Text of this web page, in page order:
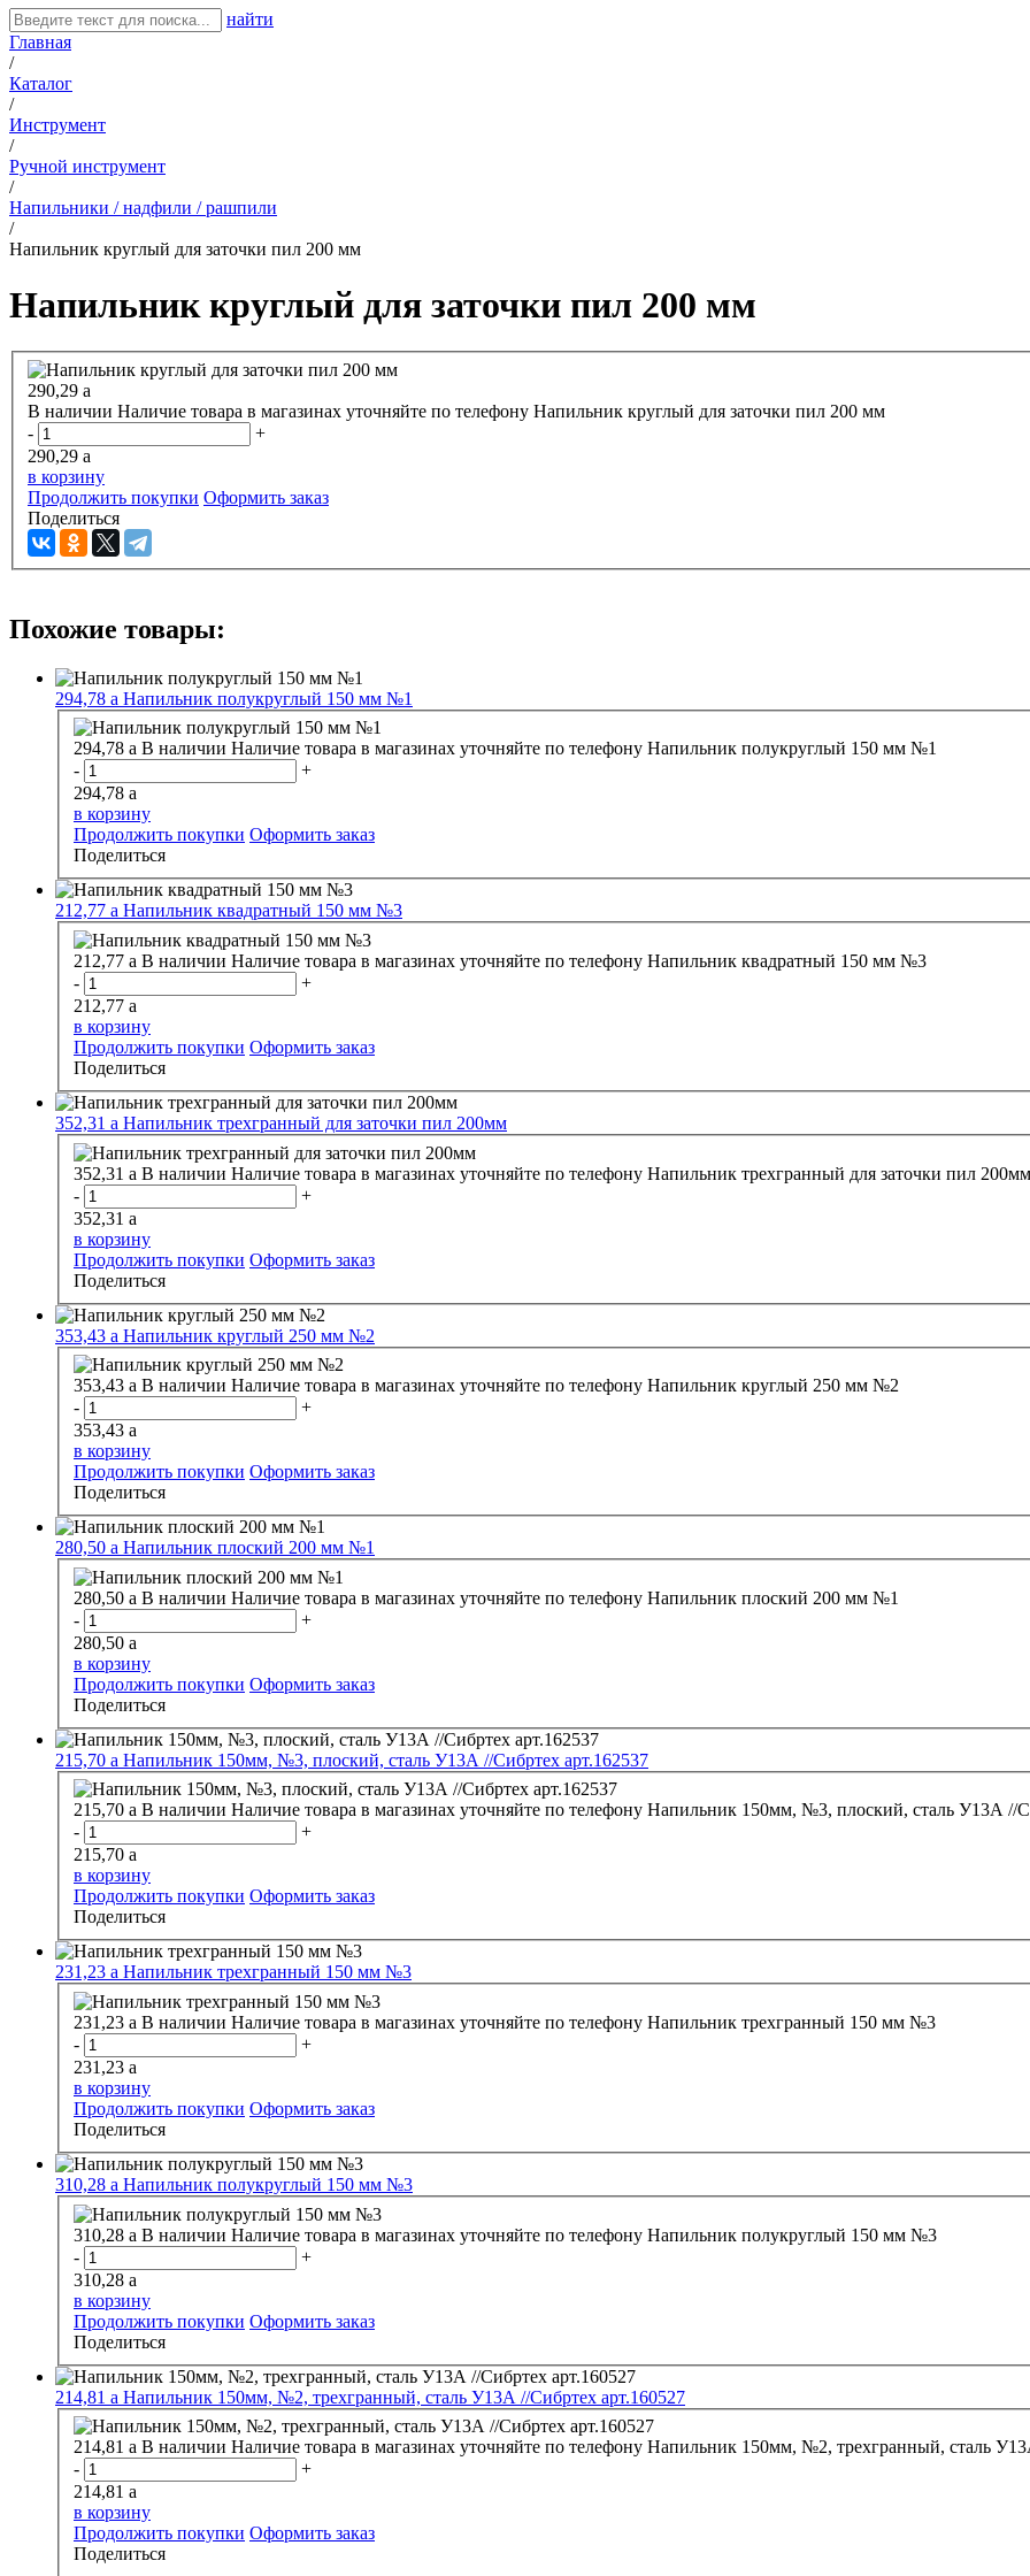
найти
Главная
/
Каталог
/
Инструмент
/
Ручной инструмент
/
Напильники / надфили / рашпили
/
Напильник круглый для заточки пил 200 мм
Напильник круглый для заточки пил 200 мм
290,29 a
В наличии Наличие товара в магазинах уточняйте по телефону Напильник круглый для заточки пил 200 мм
-
+
290,29 a
в корзину
Продолжить покупки Оформить заказ
Поделиться
Похожие товары:
294,78 a Напильник полукруглый 150 мм №1
294,78 a В наличии Наличие товара в магазинах уточняйте по телефону Напильник полукруглый 150 мм №1
-
+
294,78 a
в корзину
Продолжить покупки Оформить заказ
Поделиться
212,77 a Напильник квадратный 150 мм №3
212,77 a В наличии Наличие товара в магазинах уточняйте по телефону Напильник квадратный 150 мм №3
-
+
212,77 a
в корзину
Продолжить покупки Оформить заказ
Поделиться
352,31 a Напильник трехгранный для заточки пил 200мм
352,31 a В наличии Наличие товара в магазинах уточняйте по телефону Напильник трехгранный для заточки пил 200мм
-
+
352,31 a
в корзину
Продолжить покупки Оформить заказ
Поделиться
353,43 a Напильник круглый 250 мм №2
353,43 a В наличии Наличие товара в магазинах уточняйте по телефону Напильник круглый 250 мм №2
-
+
353,43 a
в корзину
Продолжить покупки Оформить заказ
Поделиться
280,50 a Напильник плоский 200 мм №1
280,50 a В наличии Наличие товара в магазинах уточняйте по телефону Напильник плоский 200 мм №1
-
+
280,50 a
в корзину
Продолжить покупки Оформить заказ
Поделиться
215,70 a Напильник 150мм, №3, плоский, сталь У13А //Сибртех арт.162537
215,70 a В наличии Наличие товара в магазинах уточняйте по телефону Напильник 150мм, №3, плоский, сталь У13А //
-
+
215,70 a
в корзину
Продолжить покупки Оформить заказ
Поделиться
231,23 a Напильник трехгранный 150 мм №3
231,23 a В наличии Наличие товара в магазинах уточняйте по телефону Напильник трехгранный 150 мм №3
-
+
231,23 a
в корзину
Продолжить покупки Оформить заказ
Поделиться
310,28 a Напильник полукруглый 150 мм №3
310,28 a В наличии Наличие товара в магазинах уточняйте по телефону Напильник полукруглый 150 мм №3
-
+
310,28 a
в корзину
Продолжить покупки Оформить заказ
Поделиться
214,81 a Напильник 150мм, №2, трехгранный, сталь У13А //Сибртех арт.160527
214,81 a В наличии Наличие товара в магазинах уточняйте по телефону Напильник 150мм, №2, трехгранный, сталь
-
+
214,81 a
в корзину
Продолжить покупки Оформить заказ
Поделиться